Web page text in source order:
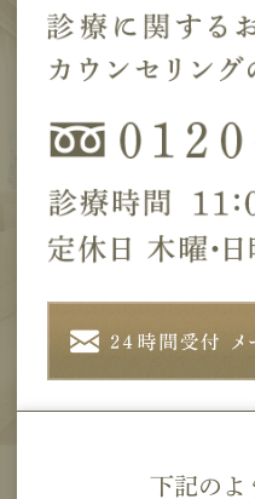
下記のよ